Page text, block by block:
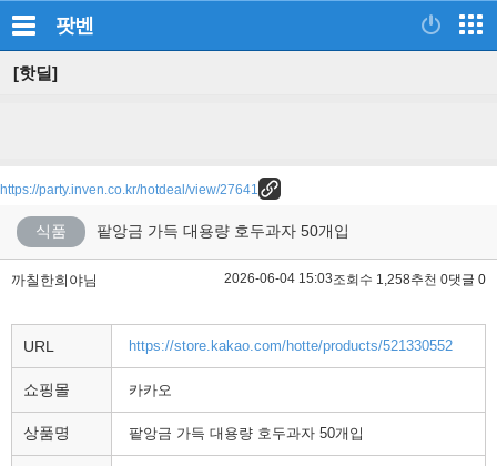
팟벤
[핫딜]
https://party.inven.co.kr/hotdeal/view/27641
식품 팥앙금 가득 대용량 호두과자 50개입
까칠한희야님 2026-06-04 15:03조회수 1,258추천 0댓글 0
URL https://store.kakao.com/hotte/products/521330552
쇼핑몰 카카오
상품명 팥앙금 가득 대용량 호두과자 50개입